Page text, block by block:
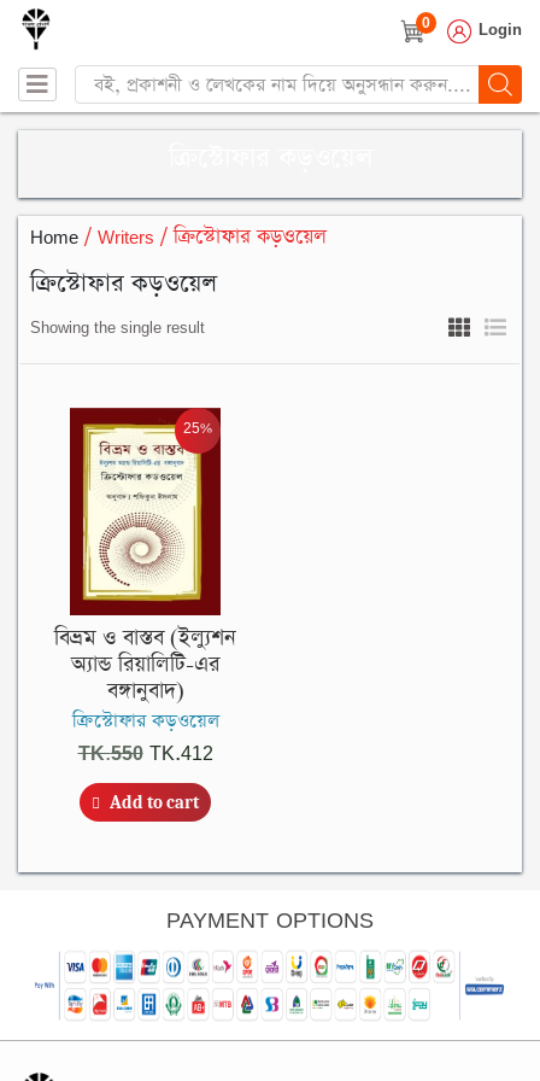
0 Login
Products
search
Home / Writers / ক্রিস্টোফার কড়ওয়েল
ক্রিস্টোফার কড়ওয়েল
Showing the single result
25%
বিভ্রম ও বাস্তব (ইল্যুশন
অ্যান্ড রিয়ালিটি-এর
বঙ্গানুবাদ)
ক্রিস্টোফার কড়ওয়েল
TK.550 Original
price
was:
TK.412Current
Add to cart
PAYMENT OPTIONS